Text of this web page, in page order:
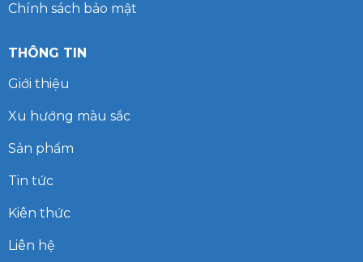
Chính sách bảo mật
THÔNG TIN
Giới thiệu
Xu hướng màu sắc
Sản phẩm
Tin tức
Kiên thức
Liên hệ